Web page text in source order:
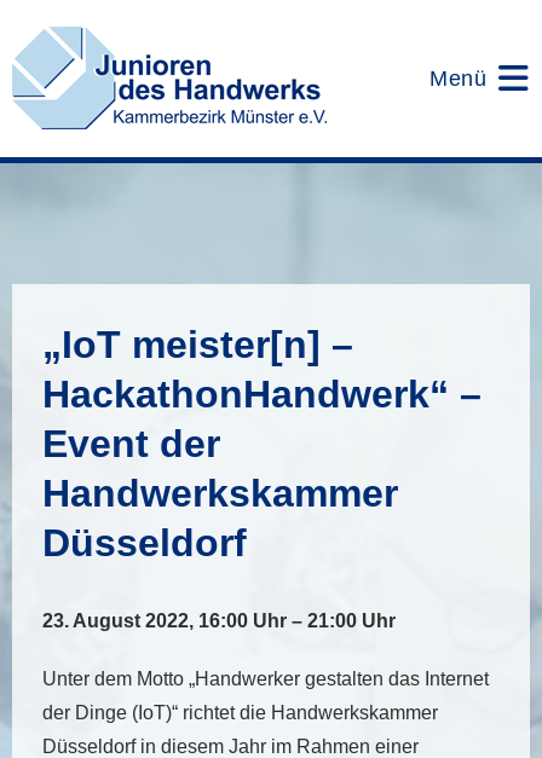
Inhalt
springen
Menü
„IoT meister[n] –
HackathonHandwerk“ –
Event der
Handwerkskammer
Düsseldorf
23. August 2022, 16:00 Uhr – 21:00 Uhr
Unter dem Motto „Handwerker gestalten das Internet
der Dinge (IoT)“ richtet die Handwerkskammer
Düsseldorf in diesem Jahr im Rahmen einer